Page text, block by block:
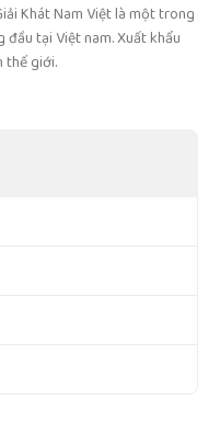
Khát Nam Việt là một trong
tại Việt nam. Xuất khẩu
thế giới.